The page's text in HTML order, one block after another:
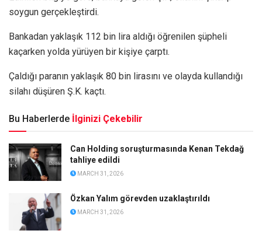
soygun gerçekleştirdi.
Bankadan yaklaşık 112 bin lira aldığı öğrenilen şüpheli
kaçarken yolda yürüyen bir kişiye çarptı.
Çaldığı paranın yaklaşık 80 bin lirasını ve olayda kullandığı
silahı düşüren Ş.K. kaçtı.
Bu Haberlerde İlginizi Çekebilir
Can Holding soruşturmasında Kenan Tekdağ
tahliye edildi
MARCH 31, 2026
Özkan Yalım görevden uzaklaştırıldı
MARCH 31, 2026